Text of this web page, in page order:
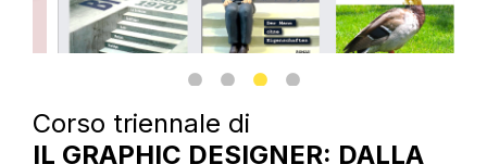
Corso triennale di
IL GRAPHIC DESIGNER: DALLA